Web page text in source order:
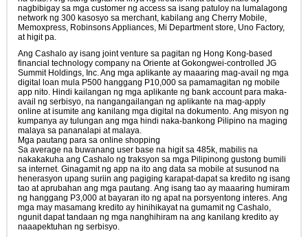
nagbibigay sa mga customer ng access sa isang patuloy na lumalagong
network ng 300 kasosyo sa merchant, kabilang ang Cherry Mobile,
Memoxpress, Robinsons Appliances, Mi Department store, Uno Factory,
at higit pa.
Ang Cashalo ay isang joint venture sa pagitan ng Hong Kong-based
financial technology company na Oriente at Gokongwei-controlled JG
Summit Holdings, Inc. Ang mga aplikante ay maaaring mag-avail ng mga
digital loan mula P500 hanggang P10,000 sa pamamagitan ng mobile
app nito. Hindi kailangan ng mga aplikante ng bank account para maka-
avail ng serbisyo, na nangangailangan ng aplikante na mag-apply
online at isumite ang kanilang mga digital na dokumento. Ang misyon ng
kumpanya ay tulungan ang mga hindi naka-bankong Pilipino na maging
malaya sa pananalapi at malaya.
Mga pautang para sa online shopping
Sa average na buwanang user base na higit sa 485k, mabilis na
nakakakuha ang Cashalo ng traksyon sa mga Pilipinong gustong bumili
sa internet. Ginagamit ng app na ito ang data sa mobile at susunod na
henerasyon upang suriin ang pagiging karapat-dapat sa kredito ng isang
tao at aprubahan ang mga pautang. Ang isang tao ay maaaring humiram
ng hanggang P3,000 at bayaran ito ng apat na porsyentong interes. Ang
mga may masamang kredito ay hinihikayat na gumamit ng Cashalo,
ngunit dapat tandaan ng mga nanghihiram na ang kanilang kredito ay
naaapektuhan ng serbisyo.